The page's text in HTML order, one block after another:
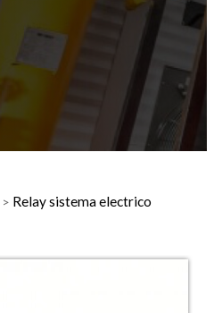
> Relay sistema electrico